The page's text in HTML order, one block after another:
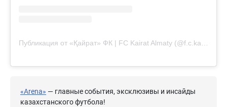
Публикация от «Қайрат» ФК | FC Kairat Almaty (@f.c.kairat)
«Arena» — главные события, эксклюзивы и инсайды
казахстанского футбола!